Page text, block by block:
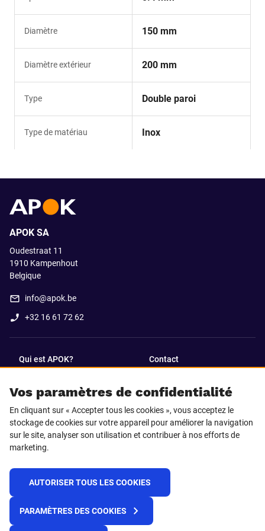
Diamètre 150 mm
Diamètre extérieur 200 mm
Type Double paroi
Type de matériau Inox
Vos paramètres de confidentialité
En cliquant sur « Accepter tous les cookies », vous acceptez le
stockage de cookies sur votre appareil pour améliorer la navigation
sur le site, analyser son utilisation et contribuer à nos efforts de
marketing.
AUTORISER TOUS LES COOKIES
PARAMÈTRES DES COOKIES
APOK SA
Oudestraat 11
1910 Kampenhout
Belgique
info@apok.be
+32 16 61 72 62
Qui est APOK? Contact
SUIVEZ-NOUS SUR
Facebook LinkedIn
© 2025 APOK